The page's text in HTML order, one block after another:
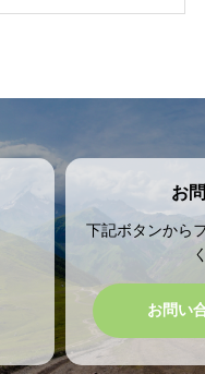
お
下記ボタンから
お問い